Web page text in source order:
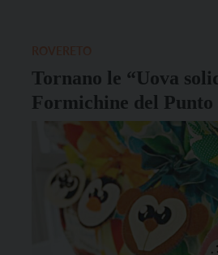
Tornano le “Uova
Formichine del Punto